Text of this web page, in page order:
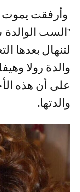
وأرفقت يموت الصورة بتعليق جاء فيه
"الست
لتنهال بعدها
والدة رولا
على أن هذه
والدتها.